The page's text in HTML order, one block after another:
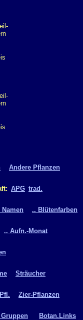
Andere Pflanzen
APG trad.
.. Blütenfarben
.. Aufn.-Monat
Sträucher
Zier-Pflanzen
Botan.Links